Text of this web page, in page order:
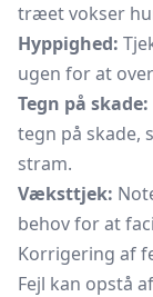
træet vokser
Hyppighed:
ugen for at
Tegn på skade:
tegn på skade,
stram.
Væksttjek:
behov for at
Korrigering af
Fejl kan opstå